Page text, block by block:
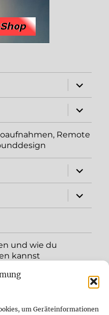
um Geräteinformationen
öffnen
öffnen
Remote
öffnen
öffnen
und wie du
kannst
öffnen